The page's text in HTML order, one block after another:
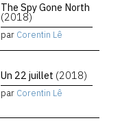
The Spy Gone North
(2018)
par Corentin Lê
Un 22 juillet (2018)
par Corentin Lê